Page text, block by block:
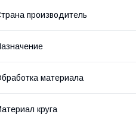
производитель
материала
круга